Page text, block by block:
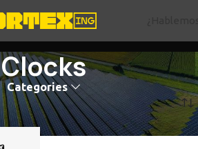
Clocks
Categories